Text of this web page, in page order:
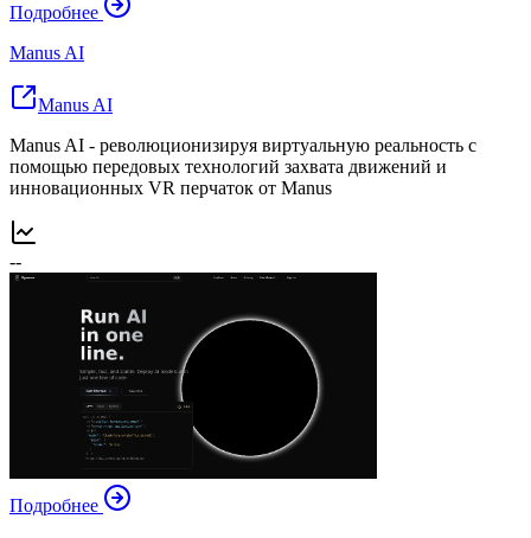
Подробнее
Manus AI
Manus AI
Manus AI - революционизируя виртуальную реальность с
помощью передовых технологий захвата движений и
инновационных VR перчаток от Manus
--
Подробнее